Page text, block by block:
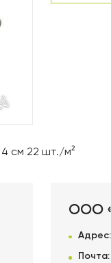
см 22 шт./м²
ООО
Адрес:
Почта: